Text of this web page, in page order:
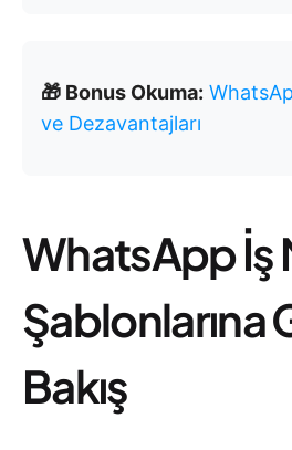
🎁 Bonus Okuma:
ve Dezavantajları
WhatsApp İş
Şablonlarına
Bakış